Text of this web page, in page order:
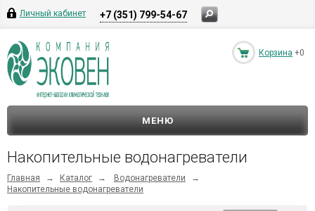
Личный кабинет +7 (351) 799-54-67
Корзина +0
МЕНЮ
Накопительные водонагреватели
Главная → Каталог → Водонагреватели
→
Накопительные водонагреватели